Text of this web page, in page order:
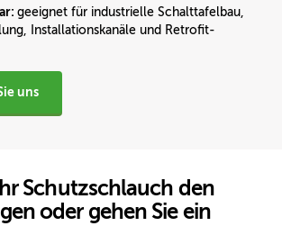
geeignet für industrielle Schalttafelbau,
Installationskanäle und Retrofit-
uns
Schutzschlauch den
oder gehen Sie ein